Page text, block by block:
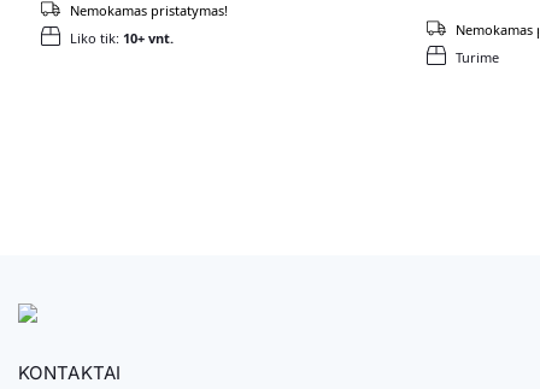
Liko tik: 10+ vnt.
Nemokamas pristatymas!
Turime
Nemokamas
KONTAKTAI